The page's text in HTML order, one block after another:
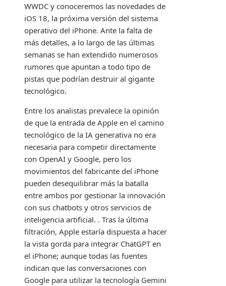
WWDC y conoceremos las novedades de
iOS 18, la próxima versión del sistema
operativo del iPhone. Ante la falta de
más detalles, a lo largo de las últimas
semanas se han extendido numerosos
rumores que apuntan a todo tipo de
pistas que podrían destruir al gigante
tecnológico.
Entre los analistas prevalece la opinión
de que la entrada de Apple en el camino
tecnológico de la IA generativa no era
necesaria para competir directamente
con OpenAI y Google, pero los
movimientos del fabricante del iPhone
pueden desequilibrar más la batalla
entre ambos por gestionar la innovación
con sus chatbots y otros servicios de
inteligencia artificial. . Tras la última
filtración, Apple estaría dispuesta a hacer
la vista gorda para integrar ChatGPT en
el iPhone; aunque todas las fuentes
indican que las conversaciones con
Google para utilizar la tecnología Gemini